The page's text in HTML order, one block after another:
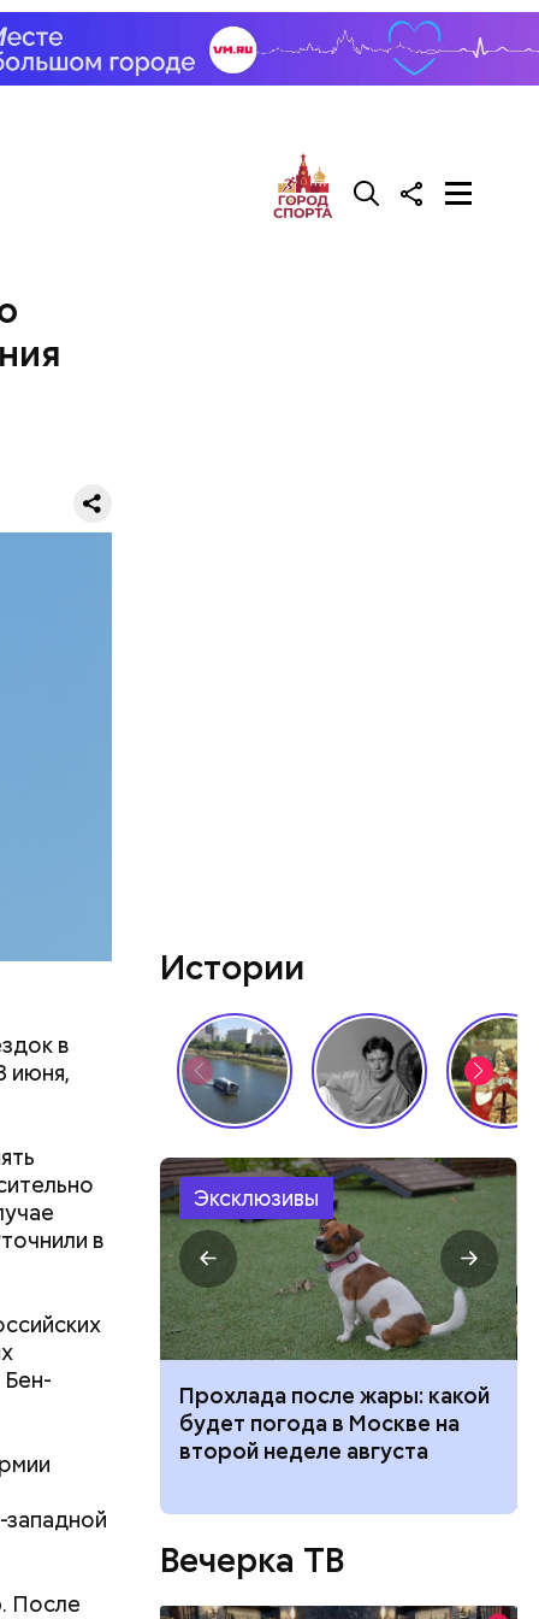
в
июня,
в
После
и
на
после
х она
и она
во сне,
Истории
Эксклюзивы
Прохлада после жары: какой
будет погода в Москве на
второй неделе августа
Вечерка ТВ